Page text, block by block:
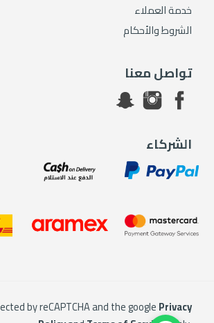
خدمة العملاء
الشروط والأحكام
تواصل معنا
الشركاء
by reCAPTCHA and the googlePrivacy